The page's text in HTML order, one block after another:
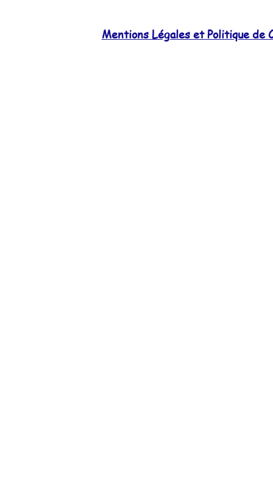
Mentions Légales et Politique de